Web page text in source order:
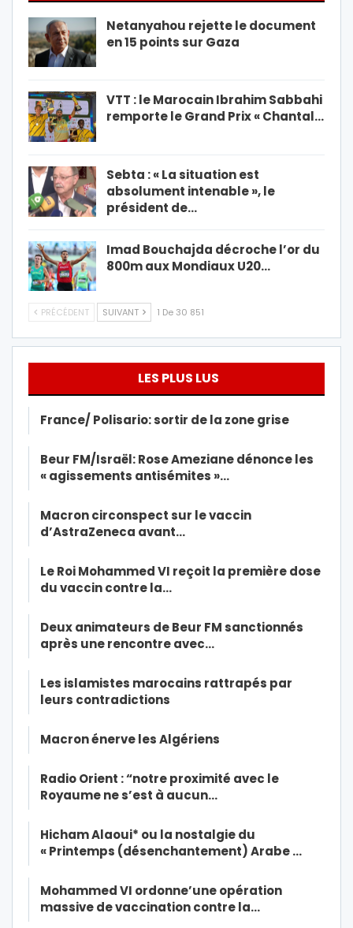
Netanyahou rejette le document
en 15 points sur Gaza
VTT : le Marocain Ibrahim Sabbahi
remporte le Grand Prix « Chantal…
Sebta : « La situation est
absolument intenable », le
président de…
Imad Bouchajda décroche l’or du
800m aux Mondiaux U20…
PRÉCÉDENT SUIVANT 1 De 30 851
LES PLUS LUS
France/ Polisario: sortir de la zone grise
Beur FM/Israël: Rose Ameziane dénonce les
« agissements antisémites »…
Macron circonspect sur le vaccin
d’AstraZeneca avant…
Le Roi Mohammed VI reçoit la première dose
du vaccin contre la…
Deux animateurs de Beur FM sanctionnés
après une rencontre avec…
Les islamistes marocains rattrapés par
leurs contradictions
Macron énerve les Algériens
Radio Orient : “notre proximité avec le
Royaume ne s’est à aucun…
Hicham Alaoui* ou la nostalgie du
« Printemps (désenchantement) Arabe …
Mohammed VI ordonne’une opération
massive de vaccination contre la…